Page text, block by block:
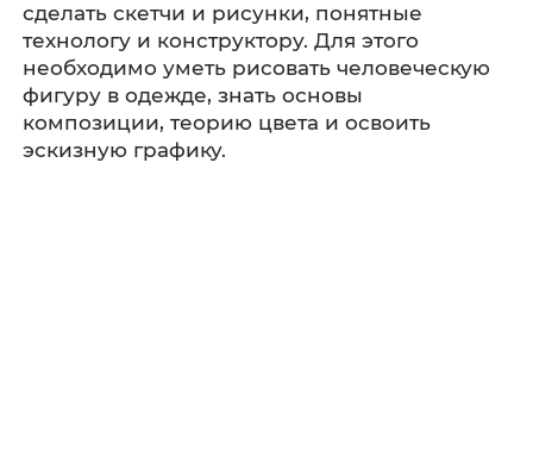
сделать скетчи и рисунки, понятные
технологу и конструктору. Для этого
необходимо уметь рисовать человеческую
фигуру в одежде, знать основы
композиции, теорию цвета и освоить
эскизную графику.